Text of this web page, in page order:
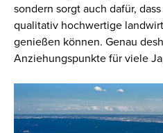
sondern sorgt auch dafür,
qualitativ hochwertige
genießen können. Genau
Anziehungspunkte für viele